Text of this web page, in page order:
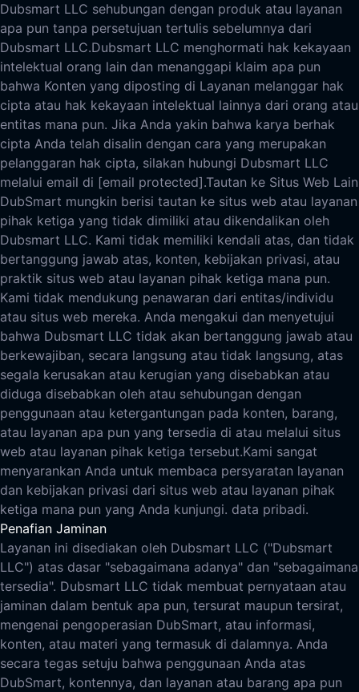
Dubsmart LLC sehubungan dengan produk atau layanan
apa pun tanpa persetujuan tertulis sebelumnya dari
Dubsmart LLC.Dubsmart LLC menghormati hak kekayaan
intelektual orang lain dan menanggapi klaim apa pun
bahwa Konten yang diposting di Layanan melanggar hak
cipta atau hak kekayaan intelektual lainnya dari orang atau
entitas mana pun. Jika Anda yakin bahwa karya berhak
cipta Anda telah disalin dengan cara yang merupakan
pelanggaran hak cipta, silakan hubungi Dubsmart LLC
melalui email di [email protected].Tautan ke Situs Web Lain
DubSmart mungkin berisi tautan ke situs web atau layanan
pihak ketiga yang tidak dimiliki atau dikendalikan oleh
Dubsmart LLC. Kami tidak memiliki kendali atas, dan tidak
bertanggung jawab atas, konten, kebijakan privasi, atau
praktik situs web atau layanan pihak ketiga mana pun.
Kami tidak mendukung penawaran dari entitas/individu
atau situs web mereka. Anda mengakui dan menyetujui
bahwa Dubsmart LLC tidak akan bertanggung jawab atau
berkewajiban, secara langsung atau tidak langsung, atas
segala kerusakan atau kerugian yang disebabkan atau
diduga disebabkan oleh atau sehubungan dengan
penggunaan atau ketergantungan pada konten, barang,
atau layanan apa pun yang tersedia di atau melalui situs
web atau layanan pihak ketiga tersebut.Kami sangat
menyarankan Anda untuk membaca persyaratan layanan
dan kebijakan privasi dari situs web atau layanan pihak
ketiga mana pun yang Anda kunjungi. data pribadi.
Penafian Jaminan
Layanan ini disediakan oleh Dubsmart LLC ("Dubsmart
LLC") atas dasar "sebagaimana adanya" dan "sebagaimana
tersedia". Dubsmart LLC tidak membuat pernyataan atau
jaminan dalam bentuk apa pun, tersurat maupun tersirat,
mengenai pengoperasian DubSmart, atau informasi,
konten, atau materi yang termasuk di dalamnya. Anda
secara tegas setuju bahwa penggunaan Anda atas
DubSmart, kontennya, dan layanan atau barang apa pun